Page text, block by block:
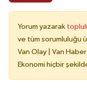
Yorum yazarak
ve tüm sorumluluğu
Van Olay | Van
Ekonomi hiçbir